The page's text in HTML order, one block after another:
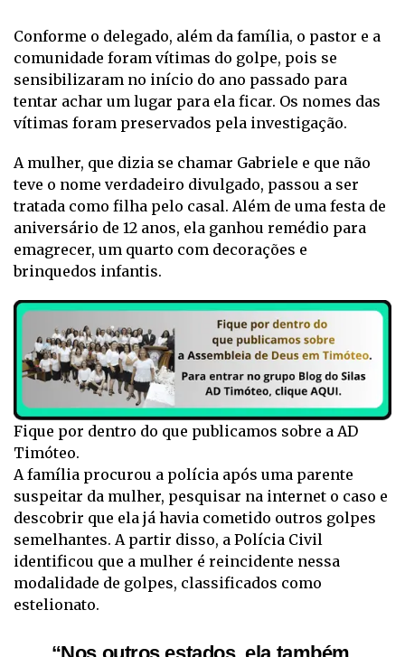
Conforme o delegado, além da família, o pastor e a
comunidade foram vítimas do golpe, pois se
sensibilizaram no início do ano passado para
tentar achar um lugar para ela ficar. Os nomes das
vítimas foram preservados pela investigação.
A mulher, que dizia se chamar Gabriele e que não
teve o nome verdadeiro divulgado, passou a ser
tratada como filha pelo casal. Além de uma festa de
aniversário de 12 anos, ela ganhou remédio para
emagrecer, um quarto com decorações e
brinquedos infantis.
Fique por dentro do que publicamos sobre a AD
Timóteo.
A família procurou a polícia após uma parente
suspeitar da mulher, pesquisar na internet o caso e
descobrir que ela já havia cometido outros golpes
semelhantes. A partir disso, a Polícia Civil
identificou que a mulher é reincidente nessa
modalidade de golpes, classificados como
estelionato.